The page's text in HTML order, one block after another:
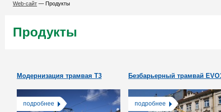
Web-сайт — Продукты
Продукты
Модернизация трамвая Т3
подробнее
Безбарьерный трамвай
подробнее